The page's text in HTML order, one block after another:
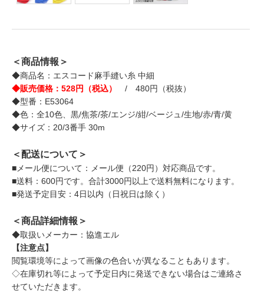
＜商品情報＞
◆商品名：エスコード麻手縫い糸 中細
◆販売価格：528円（税込）
/ 480円（税抜）
◆型番：E53064
◆色：全10色、黒/焦茶/茶/エンジ/紺/ベージュ/生地/赤/青/黄
◆サイズ：20/3番手 30m
＜配送について＞
■メール便について：メール便（220円）対応商品です。
■送料：600円です。合計3000円以上で送料無料になります。
■発送予定目安：4日以内（日祝日は除く）
＜商品詳細情報＞
◆取扱いメーカー：協進エル
【注意点】
閲覧環境等によって画像の色合いが異なることもあります。
◇在庫切れ等によって予定日内に発送できない場合はご連絡さ
せていただきます。